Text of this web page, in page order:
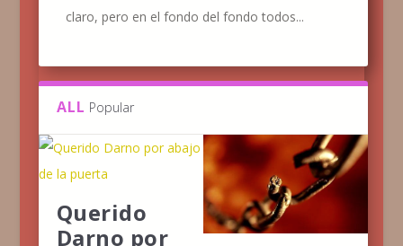
claro, pero en el fondo del fondo todos...
ALL Popular
Querido
Darno por